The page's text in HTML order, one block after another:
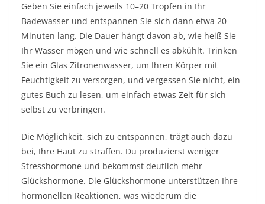
Geben Sie einfach jeweils 10–20 Tropfen in Ihr
Badewasser und entspannen Sie sich dann etwa 20
Minuten lang. Die Dauer hängt davon ab, wie heiß Sie
Ihr Wasser mögen und wie schnell es abkühlt. Trinken
Sie ein Glas Zitronenwasser, um Ihren Körper mit
Feuchtigkeit zu versorgen, und vergessen Sie nicht, ein
gutes Buch zu lesen, um einfach etwas Zeit für sich
selbst zu verbringen.
Die Möglichkeit, sich zu entspannen, trägt auch dazu
bei, Ihre Haut zu straffen. Du produzierst weniger
Stresshormone und bekommst deutlich mehr
Glückshormone. Die Glückshormone unterstützen Ihre
hormonellen Reaktionen, was wiederum die